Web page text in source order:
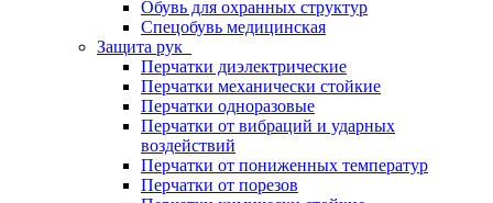
Обувь для охранных структур
Спецобувь медицинская
Защита рук
Перчатки диэлектрические
Перчатки механически стойкие
Перчатки одноразовые
Перчатки от вибраций и ударных
воздействий
Перчатки от пониженных температур
Перчатки от порезов